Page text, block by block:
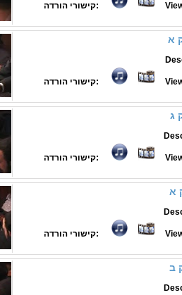
קישורי הורדה:
א
קישורי הורדה:
ג
קישורי הורדה:
א
קישורי הורדה:
ב